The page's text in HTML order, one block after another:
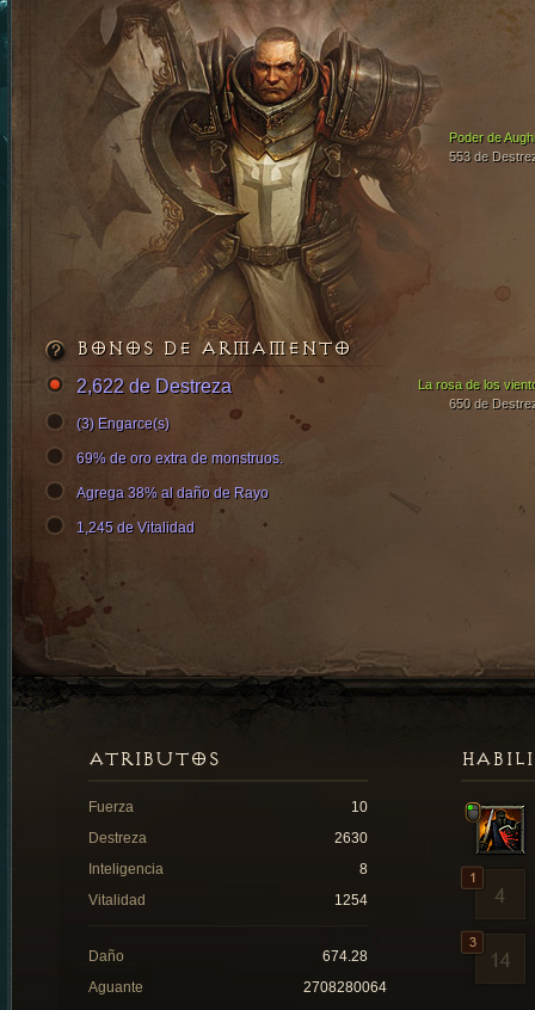
Poder de
553 de
La rosa de los
650 de
BONOS DE ARMAMENTO
2,622 de Destreza
(3) Engarce(s)
69% de oro extra de monstruos.
Agrega 38% al daño de Rayo
1,245 de Vitalidad
ATRIBUTOS
Fuerza
10
Destreza
2630
Inteligencia
8
Vitalidad
1254
Daño
674.28
Aguante
2708280064